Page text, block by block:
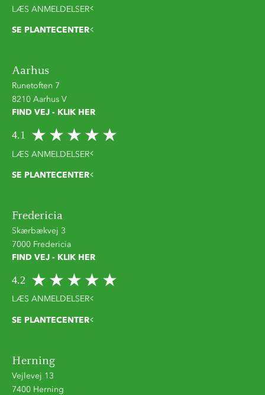
LÆS ANMELDELSER
SE PLANTECENTER
Aarhus
Runetoften 7
8210 Aarhus V
FIND VEJ - KLIK HER
4.1
LÆS ANMELDELSER
SE PLANTECENTER
Fredericia
Skærbækvej 3
7000 Fredericia
FIND VEJ - KLIK HER
4.2
LÆS ANMELDELSER
SE PLANTECENTER
Herning
Vejlevej 13
7400 Herning